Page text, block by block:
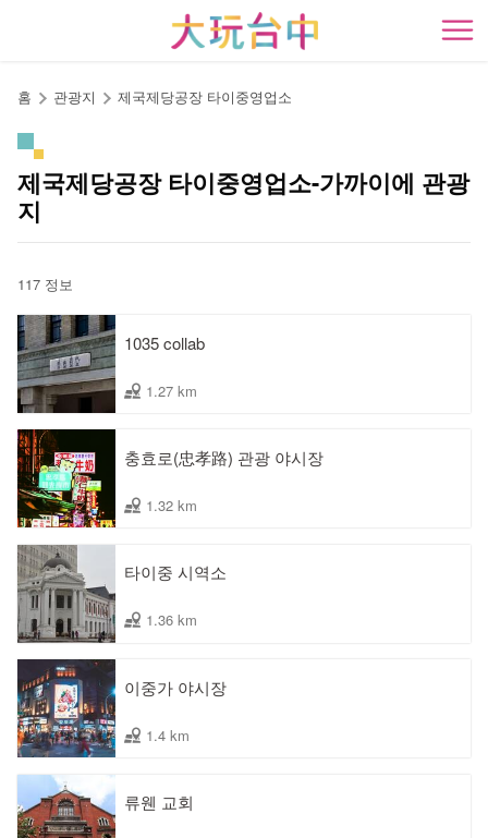
開
홈 관광지 제국제당공장 타이중영업소
제국제당공장 타이중영업소-가까이에 관광
지
117 정보
1035 collab
1.27 km
충효로(忠孝路) 관광 야시장
1.32 km
타이중 시역소
1.36 km
이중가 야시장
1.4 km
류웬 교회